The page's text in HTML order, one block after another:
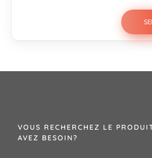
VOUS RECHERCHEZ LE
AVEZ BESOIN?